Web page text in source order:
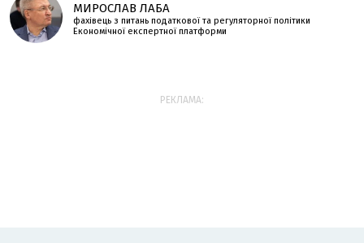
МИРОСЛАВ ЛАБА
фахівець з питань податкової та регуляторної політики
Економічної експертної платформи
РЕКЛАМА: